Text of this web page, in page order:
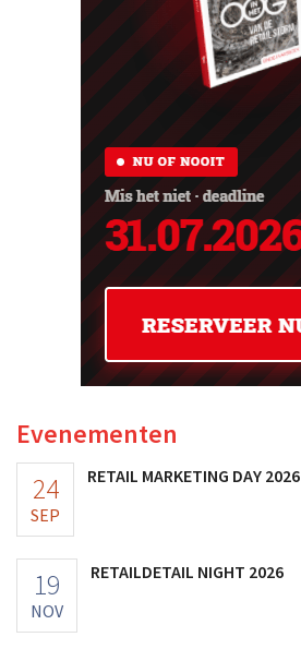
Evenementen
24
SEP
RETAIL MARKETING DAY 2026
19
NOV
RETAILDETAIL NIGHT 2026